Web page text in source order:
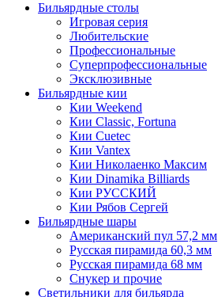
Бильярдные столы
Игровая серия
Любительские
Профессиональные
Суперпрофессиональные
Эксклюзивные
Бильярдные кии
Кии Weekend
Кии Classic, Fortuna
Кии Cuetec
Кии Vantex
Кии Николаенко Максим
Кии Dinamika Billiards
Кии РУССКИЙ
Кии Рябов Сергей
Бильярдные шары
Американский пул 57,2 мм
Русская пирамида 60,3 мм
Русская пирамида 68 мм
Снукер и прочие
Светильники для бильярда